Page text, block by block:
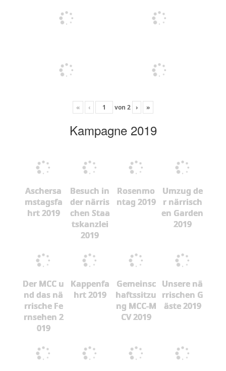
« ‹ von 2 › »
Kampagne 2019
Aschersa
mstagsfa
hrt 2019
Besuch in
der närris
chen Staa
tskanzlei
2019
Rosenmo
ntag 2019
Umzug de
r närrisch
en Garden
2019
Der MCC u
nd das nä
rrische Fe
rnsehen 2
019
Kappenfa
hrt 2019
Gemeinsc
haftssitzu
ng MCC-M
CV 2019
Unsere nä
rrischen G
äste 2019